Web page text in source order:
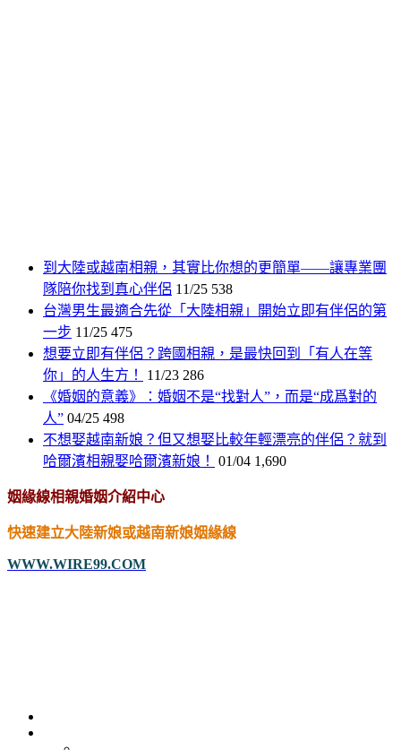
到大陸或越南相親，其實比你想的更簡單——讓專業團
隊陪你找到真心伴侶 11/25 538
台灣男生最適合先從「大陸相親」開始立即有伴侶的第
一步 11/25 475
想要立即有伴侶？跨國相親，是最快回到「有人在等
你」的人生方！
11/23 286
《婚姻的意義》：婚姻不是“找對人”，而是“成爲對的
人” 04/25 498
不想娶越南新娘？但又想娶比較年輕漂亮的伴侶？就到
哈爾濱相親娶哈爾濱新娘！
01/04 1,690
姻緣線相親婚姻介紹中心
快速建立大陸新娘或越南新娘姻緣線
WWW.WIRE99.COM